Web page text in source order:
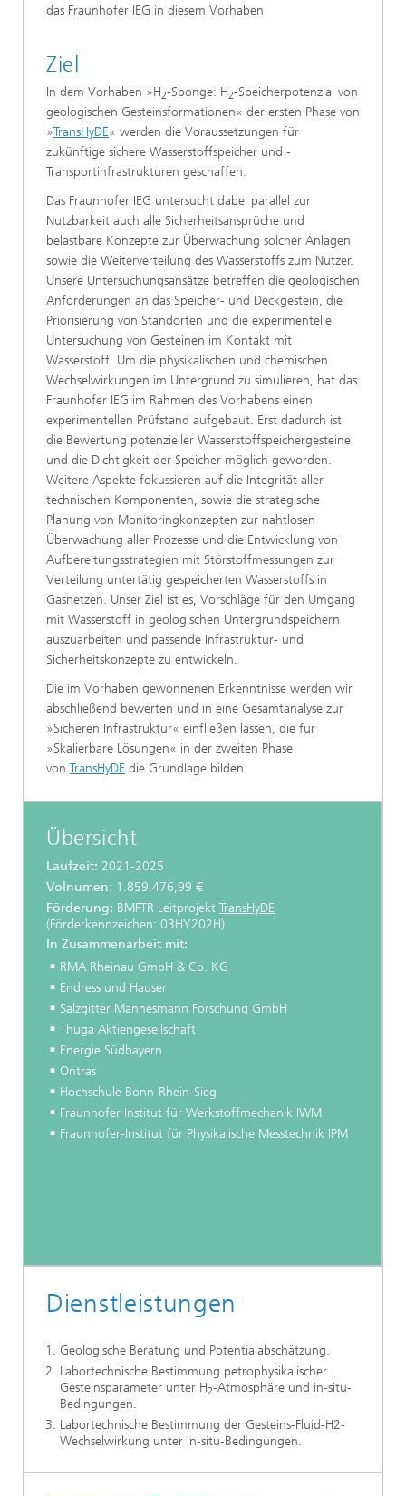
das Fraunhofer IEG in diesem Vorhaben
Ziel
In dem Vorhaben »H2-Sponge: H2-Speicherpotenzial von
geologischen Gesteinsformationen« der ersten Phase von
»TransHyDE« werden die Voraussetzungen für
zukünftige sichere Wasserstoffspeicher und -
Transportinfrastrukturen geschaffen.
Das Fraunhofer IEG untersucht dabei parallel zur
Nutzbarkeit auch alle Sicherheitsansprüche und
belastbare Konzepte zur Überwachung solcher Anlagen
sowie die Weiterverteilung des Wasserstoffs zum Nutzer.
Unsere Untersuchungsansätze betreffen die geologischen
Anforderungen an das Speicher- und Deckgestein, die
Priorisierung von Standorten und die experimentelle
Untersuchung von Gesteinen im Kontakt mit
Wasserstoff. Um die physikalischen und chemischen
Wechselwirkungen im Untergrund zu simulieren, hat das
Fraunhofer IEG im Rahmen des Vorhabens einen
experimentellen Prüfstand aufgebaut. Erst dadurch ist
die Bewertung potenzieller Wasserstoffspeichergesteine
und die Dichtigkeit der Speicher möglich geworden.
Weitere Aspekte fokussieren auf die Integrität aller
technischen Komponenten, sowie die strategische
Planung von Monitoringkonzepten zur nahtlosen
Überwachung aller Prozesse und die Entwicklung von
Aufbereitungsstrategien mit Störstoffmessungen zur
Verteilung untertätig gespeicherten Wasserstoffs in
Gasnetzen. Unser Ziel ist es, Vorschläge für den Umgang
mit Wasserstoff in geologischen Untergrundspeichern
auszuarbeiten und passende Infrastruktur- und
Sicherheitskonzepte zu entwickeln.
Die im Vorhaben gewonnenen Erkenntnisse werden wir
abschließend bewerten und in eine Gesamtanalyse zur
»Sicheren Infrastruktur« einfließen lassen, die für
»Skalierbare Lösungen« in der zweiten Phase
von TransHyDE die Grundlage bilden.
Übersicht
Laufzeit: 2021-2025
Volnumen: 1.859.476,99 €
Förderung: BMFTR Leitprojekt TransHyDE
(Förderkennzeichen: 03HY202H)
In Zusammenarbeit mit:
RMA Rheinau GmbH & Co. KG
Endress und Hauser
Salzgitter Mannesmann Forschung GmbH
Thüga Aktiengesellschaft
Energie Südbayern
Ontras
Hochschule Bonn-Rhein-Sieg
Fraunhofer Institut für Werkstoffmechanik IWM
Fraunhofer-Institut für Physikalische Messtechnik IPM
Dienstleistungen
Geologische Beratung und Potentialabschätzung.
Labortechnische Bestimmung petrophysikalischer
Gesteinsparameter unter H2-Atmosphäre und in-situ-
Bedingungen.
Labortechnische Bestimmung der Gesteins-Fluid-H2-
Wechselwirkung unter in-situ-Bedingungen.